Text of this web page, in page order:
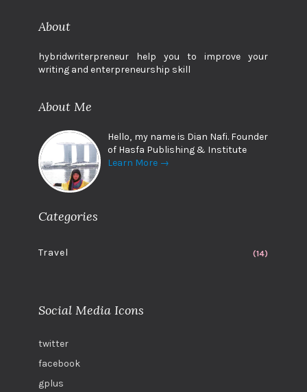
About
hybridwriterpreneur help you to improve your
writing and enterpreneurship skill
About Me
Hello, my name is Dian Nafi. Founder
of Hasfa Publishing & Institute
Learn More →
Categories
Travel (14)
Social Media Icons
twitter
facebook
gplus